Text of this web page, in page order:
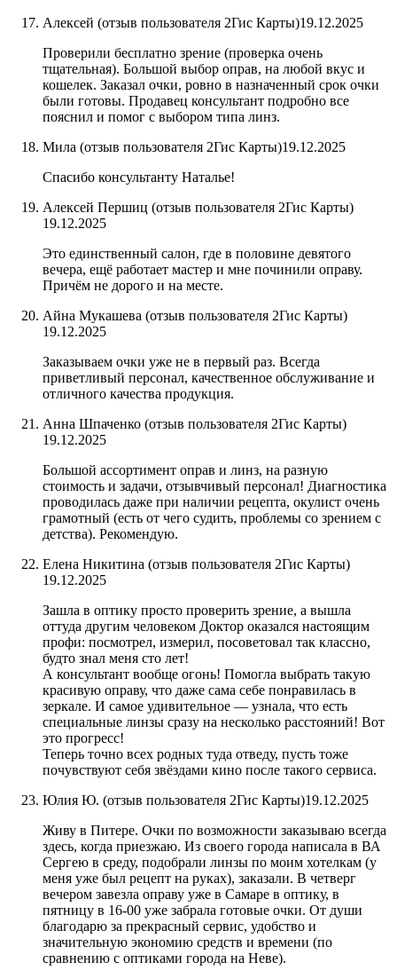
Алексей (отзыв пользователя 2Гис Карты)19.12.2025
Проверили бесплатно зрение (проверка очень
тщательная). Большой выбор оправ, на любой вкус и
кошелек. Заказал очки, ровно в назначенный срок очки
были готовы. Продавец консультант подробно все
пояснил и помог с выбором типа линз.
Мила (отзыв пользователя 2Гис Карты)19.12.2025
Спасибо консультанту Наталье!
Алексей Першиц​ (отзыв пользователя 2Гис Карты)
19.12.2025
Это единственный салон, где в половине девятого
вечера, ещё работает мастер и мне починили оправу.
Причём не дорого и на месте.
Айна Мукашева​ (отзыв пользователя 2Гис Карты)
19.12.2025
Заказываем очки уже не в первый раз. Всегда
приветливый персонал, качественное обслуживание и
отличного качества продукция.
Анна Шпаченко (отзыв пользователя 2Гис Карты)
19.12.2025
Большой ассортимент оправ и линз, на разную
стоимость и задачи, отзывчивый персонал! Диагностика
проводилась даже при наличии рецепта, окулист очень
грамотный (есть от чего судить, проблемы со зрением с
детства). Рекомендую.
Елена Никитина (отзыв пользователя 2Гис Карты)
19.12.2025
Зашла в оптику просто проверить зрение, а вышла
оттуда другим человеком Доктор оказался настоящим
профи: посмотрел, измерил, посоветовал так классно,
будто знал меня сто лет!
А консультант вообще огонь! Помогла выбрать такую
красивую оправу, что даже сама себе понравилась в
зеркале. И самое удивительное — узнала, что есть
специальные линзы сразу на несколько расстояний! Вот
это прогресс!
Теперь точно всех родных туда отведу, пусть тоже
почувствуют себя звёздами кино после такого сервиса.
Юлия Ю. (отзыв пользователя 2Гис Карты)19.12.2025
Живу в Питере. Очки по возможности заказываю всегда
здесь, когда приезжаю. Из своего города написала в ВА
Сергею в среду, подобрали линзы по моим хотелкам (у
меня уже был рецепт на руках), заказали. В четверг
вечером завезла оправу уже в Самаре в оптику, в
пятницу в 16-00 уже забрала готовые очки. От души
благодарю за прекрасный сервис, удобство и
значительную экономию средств и времени (по
сравнению с оптиками города на Неве).